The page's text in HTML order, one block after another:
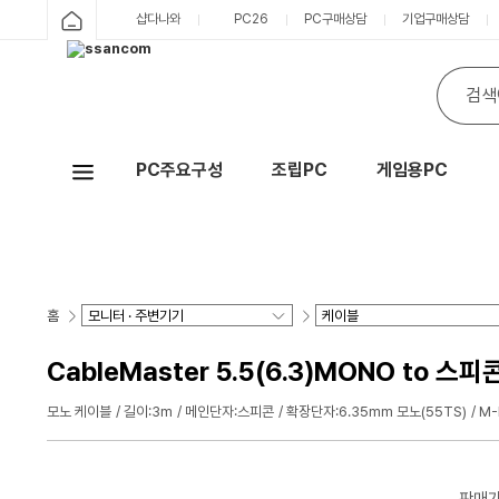
샵다나와 PC26 PC구매상담 기업구매상담
PC주요구성 조립PC 게임용PC
홈
CableMaster 5.5(6.3)MONO to 스피
모노 케이블 길이:3m 메인단자:스피콘 확장단자:6.35mm 모노(55TS) M-